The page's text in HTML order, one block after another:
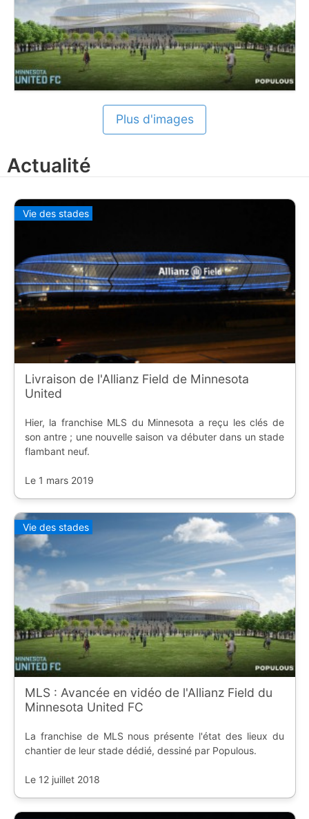
Plus d'images
Actualité
Vie des stades
Livraison de l'Allianz Field de Minnesota
United
Hier, la franchise MLS du Minnesota a reçu les clés de
son antre ; une nouvelle saison va débuter dans un stade
flambant neuf.
Le 1 mars 2019
Vie des stades
MLS : Avancée en vidéo de l'Allianz Field du
Minnesota United FC
La franchise de MLS nous présente l'état des lieux du
chantier de leur stade dédié, dessiné par Populous.
Le 12 juillet 2018